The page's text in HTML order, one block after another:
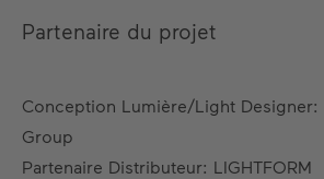
Partenaire du projet
Conception Lumière/Light Designer:
Group
Partenaire Distributeur: LIGHTFORM